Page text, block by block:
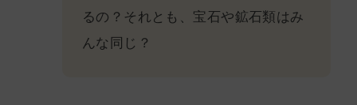
るの？それとも、宝石や鉱石類はみ
んな同じ？